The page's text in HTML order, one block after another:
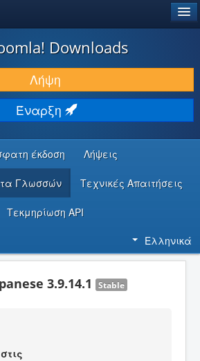
Downloads
Λήψη
Έναρξη
έκδοση Λήψεις
Γλωσσών Τεχνικές Απαιτήσεις
Τεκμηρίωση API
Ελληνικά
3.9.14.1 Stable